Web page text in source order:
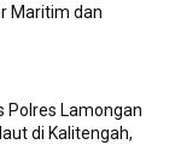
Maritim dan
Polres Lamongan
di Kalitengah,